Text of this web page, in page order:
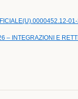
– INTEGRAZIONI E